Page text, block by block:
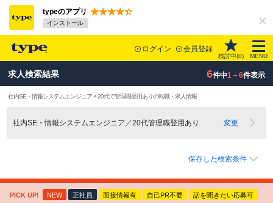
typeのアプリ
インストール
ログイン 会員登録
検討中(0) MENU
求人検索結果 6件中1～6件表示
社内SE・情報システムエンジニア × 20代で管理職登用ありの転職・求人情報
社内SE・情報システムエンジニア／20代管理職登用あり 変更
保存した検索条件
PICK UP! NEW 正社員 面接情報有 自己PR不要 話を聞きたい応募可